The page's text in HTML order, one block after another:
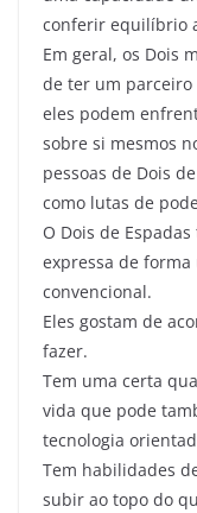
conferir equilíbrio
Em geral, os Dois
de ter um parceiro
eles podem
sobre si mesmos
pessoas de Dois
como lutas de
O Dois de
expressa de
convencional.
Eles gostam de
fazer.
Tem uma certa
vida que pode
tecnologia
Tem habilidades
subir ao topo do